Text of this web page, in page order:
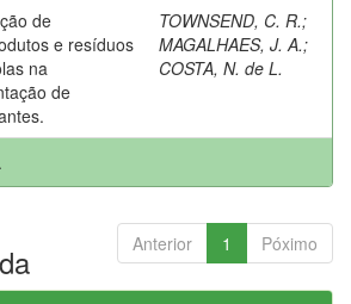
de
e resíduos
na
de
TOWNSEND, C. R.;
MAGALHAES, J. A.;
COSTA, N. de L.
Anterior 1 Póximo